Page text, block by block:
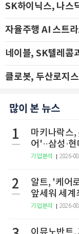
네이블, SK텔레콤
많이 본 뉴스
1
마키나락스,
어'··삼성·
기업분석 2026-
2
알트, '케어
앞세워 세
기업분석 2026-